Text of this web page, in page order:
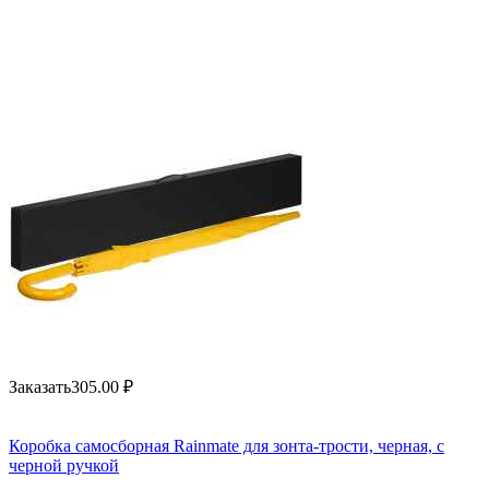
Заказать305.00 ₽
Коробка самосборная Rainmate для зонта-трости, черная, с
черной ручкой